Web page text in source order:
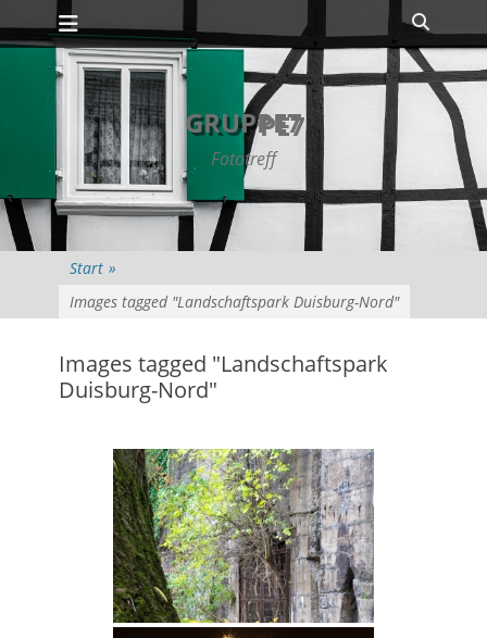
Zum
Inhalt
springen
Primäres Menü
GRUPPE7
Fototreff
Start »
Images tagged "Landschaftspark Duisburg-Nord"
Images tagged "Landschaftspark
Duisburg-Nord"